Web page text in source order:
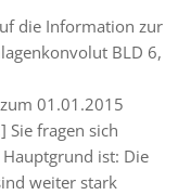
die Information zur
BLD 6,
01.01.2015
Sie fragen sich
ist: Die
weiter stark